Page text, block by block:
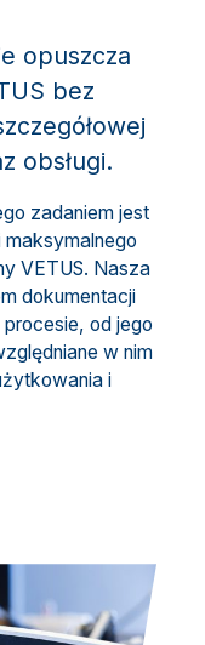
opuszcza
bez
obsługi.
zadaniem jest
maksymalnego
VETUS. Nasza
dokumentacji
od jego
w nim
i